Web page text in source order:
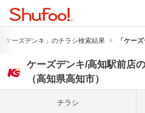
ケーズデンキ」のチラシ検索結果 「ケー
ケーズデンキ/高知駅前店
（高知県高知市）
チラシ